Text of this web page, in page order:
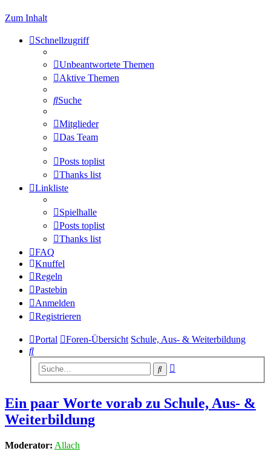
Zum Inhalt
Schnellzugriff
Unbeantwortete Themen
Aktive Themen
Suche
Mitglieder
Das Team
Posts toplist
Thanks list
Linkliste
Spielhalle
Posts toplist
Thanks list
FAQ
Knuffel
Regeln
Pastebin
Anmelden
Registrieren
Portal Foren-Übersicht Schule, Aus- & Weiterbildung
Suche
Suche
Ein paar Worte vorab zu Schule, Aus- &
Weiterbildung
Moderator: Allach